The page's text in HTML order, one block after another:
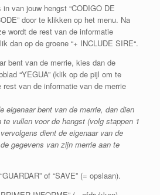
van jouw hengst “CODIGO DE
door te klikken op het menu. Na
wordt de rest van de informatie
dan op de groene “+ INCLUDE SIRE“.
bent van de merrie, kies dan de
“YEGUA” (klik op de pijl om te
rest van de informatie van de merrie
eigenaar bent van de merrie, dan dien
vullen voor de hengst (volg stappen 1
dient de eigenaar van de
gegevens van zijn merrie aan te
of “SAVE” (= opslaan).